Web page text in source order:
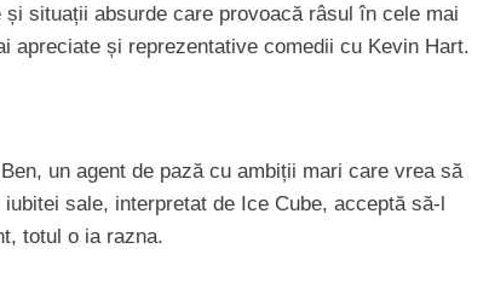
situații absurde care provoacă râsul în cele mai
apreciate și reprezentative comedii cu Kevin Hart.
un agent de pază cu ambiții mari care vrea să
sale, interpretat de Ice Cube, acceptă să-l
totul o ia razna.